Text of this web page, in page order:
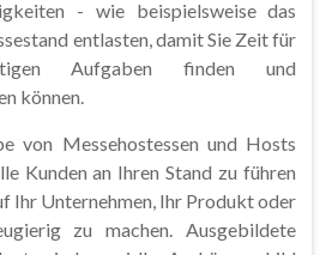
- wie beispielsweise das
entlasten, damit Sie Zeit für
Aufgaben finden und
können.
von Messehostessen und Hosts
Kunden an Ihren Stand zu führen
Ihr Unternehmen, Ihr Produkt oder
zu machen. Ausgebildete